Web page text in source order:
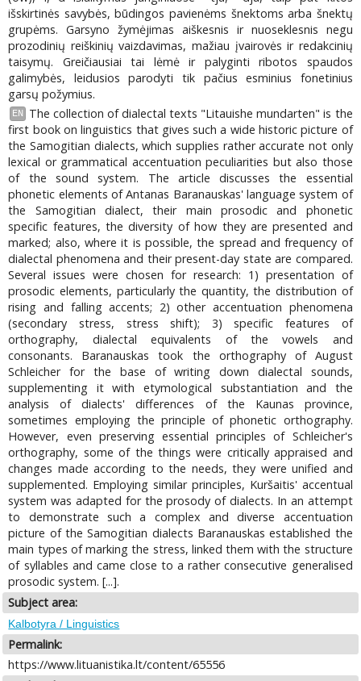
išskirtinės savybės, būdingos pavienėms šnektoms arba šnektų
grupėms. Garsyno žymėjimas aiškesnis ir nuoseklesnis negu
prozodinių reiškinių vaizdavimas, mažiau įvairovės ir redakcinių
taisymų. Greičiausiai tai lėmė ir palyginti ribotos spaudos
galimybės, leidusios parodyti tik pačius esminius fonetinius
garsų požymius.
EN
The collection of dialectal texts "Litauishe mundarten" is the
first book on linguistics that gives such a wide historic picture of
the Samogitian dialects, which supplies rather accurate not only
lexical or grammatical accentuation peculiarities but also those
of the sound system. The article discusses the essential
phonetic elements of Antanas Baranauskas' language system of
the Samogitian dialect, their main prosodic and phonetic
specific features, the diversity of how they are presented and
marked; also, where it is possible, the spread and frequency of
dialectal phenomena and their present-day state are compared.
Several issues were chosen for research: 1) presentation of
prosodic elements, particularly the quantity, the distribution of
rising and falling accents; 2) other accentuation phenomena
(secondary stress, stress shift); 3) specific features of
orthography, dialectal equivalents of the vowels and
consonants. Baranauskas took the orthography of August
Schleicher for the base of writing down dialectal sounds,
supplementing it with etymological substantiation and the
analysis of dialects' differences of the Kaunas province,
sometimes employing the principle of phonetic orthography.
However, even preserving essential principles of Schleicher's
orthography, some of the things were critically appraised and
changes made according to the needs, they were unified and
supplemented. Employing similar principles, Kuršaitis' accentual
system was adapted for the prosody of dialects. In an attempt
to demonstrate such a complex and diverse accentuation
picture of the Samogitian dialects Baranauskas established the
main types of marking the stress, linked them with the structure
of syllables and came close to a rather consecutive generalised
prosodic system. [...].
Subject area:
Kalbotyra / Linguistics
Permalink:
https://www.lituanistika.lt/content/65556